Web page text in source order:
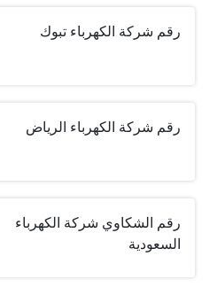
رقم شركة الكهرباء تبوك
رقم شركة الكهرباء الرياض
رقم الشكاوي شركة الكهرباء
السعودية